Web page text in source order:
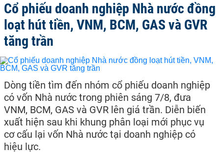
Cổ phiếu doanh nghiệp Nhà nước đồng
loạt hút tiền, VNM, BCM, GAS và GVR
tăng trần
Dòng tiền tìm đến nhóm cổ phiếu doanh nghiệp
có vốn Nhà nước trong phiên sáng 7/8, đưa
VNM, BCM, GAS và GVR lên giá trần. Diễn biến
xuất hiện sau khi khung phân loại mới phục vụ
cơ cấu lại vốn Nhà nước tại doanh nghiệp có
hiệu lực.